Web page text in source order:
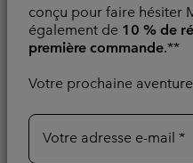
conçu pour faire hésiter
également de 10 % de
première commande.**
Votre prochaine
Votre adresse e-mail
Stealth Spring™ Homme
Evacue l'humidité
32,00 €